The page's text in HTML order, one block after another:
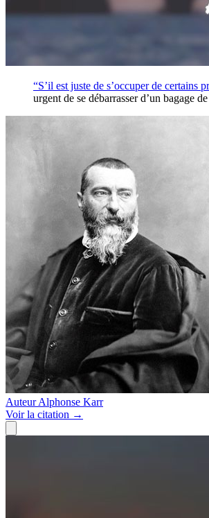
“S’il est juste de s’occuper de certains
urgent de se débarrasser d’un bagage
Auteur Alphonse Karr
Voirla citation →